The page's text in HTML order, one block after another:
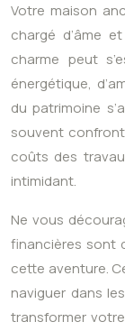
Votre maison
chargé d’âme
charme peut
énergétique,
du patrimoine
souvent
coûts des
intimidant.
Ne vous
financières sont
cette aventure.
naviguer dans
transformer